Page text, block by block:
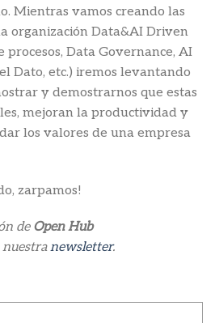
Mientras vamos creando las
organización Data&AI Driven
procesos, Data Governance, AI
Dato, etc.) iremos levantando
y demostrarnos que estas
mejoran la productividad y
los valores de una empresa
zarpamos!
de Open Hub
nuestranewsletter.